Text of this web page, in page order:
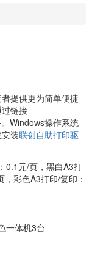
提供更为简单便捷
链接
Windows操作系统
装联创自助打印驱
0.1元/页，黑白A3打
彩色A3打印/复印：
一体机3台